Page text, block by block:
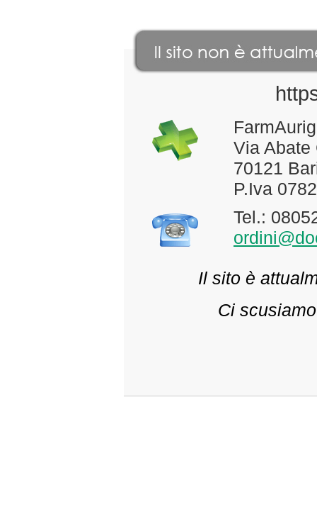
Via Abate
70121
P.Iva
Tel.:
Il sito è
Ci